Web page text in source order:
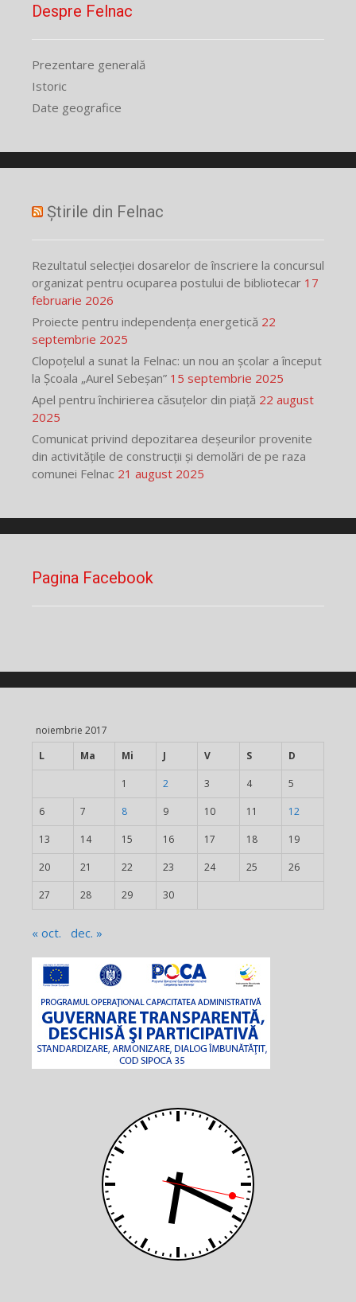
Despre Felnac
Prezentare generală
Istoric
Date geografice
Știrile din Felnac
Rezultatul selecției dosarelor de înscriere la concursul
organizat pentru ocuparea postului de bibliotecar 17
februarie 2026
Proiecte pentru independența energetică 22
septembrie 2025
Clopoțelul a sunat la Felnac: un nou an școlar a început
la Școala „Aurel Sebeșan” 15 septembrie 2025
Apel pentru închirierea căsuțelor din piață 22 august
2025
Comunicat privind depozitarea deșeurilor provenite
din activitățile de construcții și demolări de pe raza
comunei Felnac 21 august 2025
Pagina Facebook
noiembrie 2017
L
Ma Mi J V S D
1 2 3 4 5
6 7 8 9 10 11 12
13 14 15 16 17 18 19
20 21 22 23 24 25 26
27 28 29 30
« oct. dec. »